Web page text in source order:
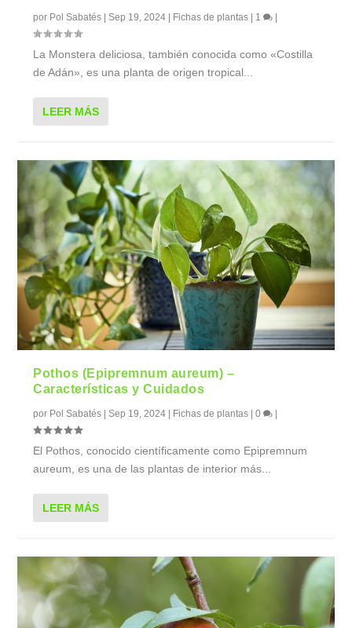
por Pol Sabatés |Sep 19, 2024 | Fichas de plantas | 1 |
La Monstera deliciosa, también conocida como «Costilla
de Adán», es una planta de origen tropical...
LEER MÁS
Pothos (Epipremnum aureum) –
Características y Cuidados
por Pol Sabatés |Sep 19, 2024 | Fichas de plantas |0 |
El Pothos, conocido científicamente como Epipremnum
aureum, es una de las plantas de interior más...
LEER MÁS